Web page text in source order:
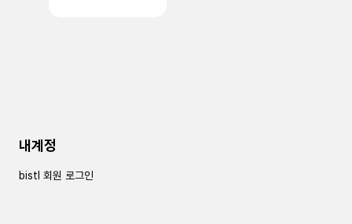
내계정
bistl 회원 로그인